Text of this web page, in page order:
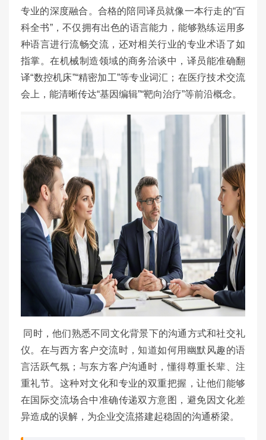
专业的深度融合。合格的陪同译员就像一本行走的“百
科全书”，不仅拥有出色的语言能力，能够熟练运用多
种语言进行流畅交流，还对相关行业的专业术语了如
指掌。在机械制造领域的商务洽谈中，译员能准确翻
译“数控机床”“精密加工”等专业词汇；在医疗技术交流
会上，能清晰传达“基因编辑”“靶向治疗”等前沿概念。
同时，他们熟悉不同文化背景下的沟通方式和社交礼
仪。在与西方客户交流时，知道如何用幽默风趣的语
言活跃气氛；与东方客户沟通时，懂得尊重长辈、注
重礼节。这种对文化和专业的双重把握，让他们能够
在国际交流场合中准确传递双方意图，避免因文化差
异造成的误解，为企业交流搭建起稳固的沟通桥梁。